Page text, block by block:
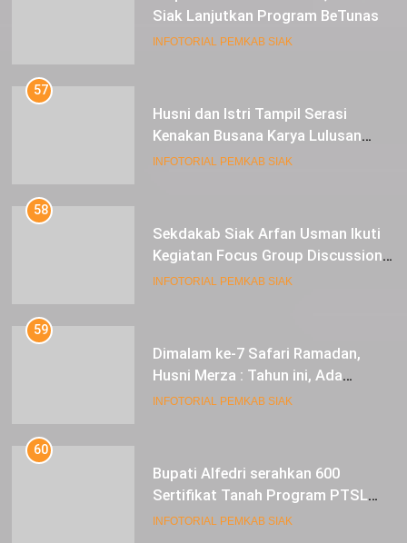
Siak Lanjutkan Program BeTunas
INFOTORIAL PEMKAB SIAK
57
Husni dan Istri Tampil Serasi
Kenakan Busana Karya Lulusan
SMK Pariwisata Siak, di Lancang
INFOTORIAL PEMKAB SIAK
58
Sekdakab Siak Arfan Usman Ikuti
Kegiatan Focus Group Discussion
Tentang Kebijakan Penganggaran
INFOTORIAL PEMKAB SIAK
59
Dimalam ke-7 Safari Ramadan,
Husni Merza : Tahun ini, Ada
Perbaikan Jalan Lintas Siak ke
INFOTORIAL PEMKAB SIAK
60
Bupati Alfedri serahkan 600
Sertifikat Tanah Program PTSL
kepada Masyarakat Tualang
INFOTORIAL PEMKAB SIAK